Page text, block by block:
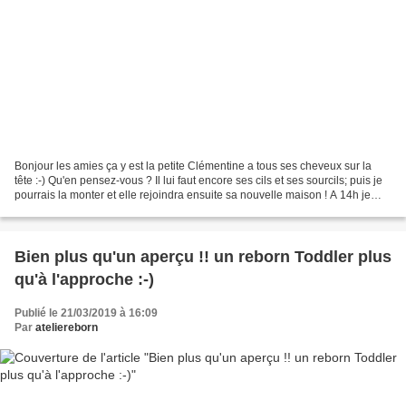
Bonjour les amies ça y est la petite Clémentine a tous ses cheveux sur la
tête :-) Qu'en pensez-vous ? Il lui faut encore ses cils et ses sourcils; puis je
pourrais la monter et elle rejoindra ensuite sa nouvelle maison ! A 14h je
Bien plus qu'un aperçu !! un reborn Toddler plus
qu'à l'approche :-)
Publié le 21/03/2019 à 16:09
Par ateliereborn